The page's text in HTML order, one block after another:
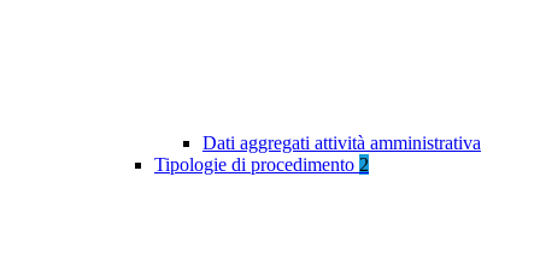
Dati aggregati attività amministrativa
Tipologie di procedimento 2